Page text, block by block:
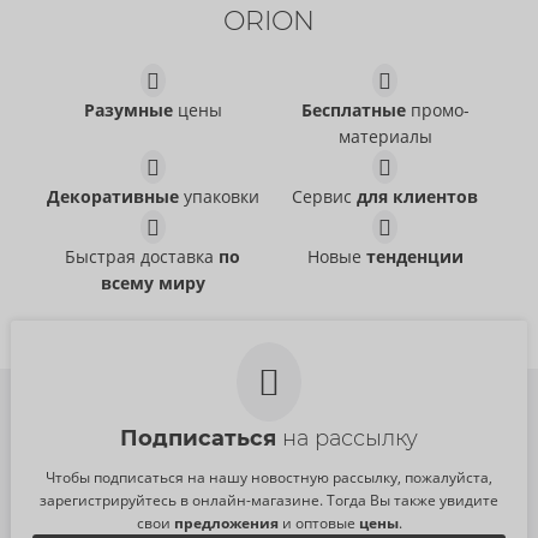
5,95 €
07543900000
РРЦ: 0,00 €
Tester Thruster
07543820000
РРЦ: 0,00 €
ORION
Разумныецены Бесплатныепромо-
материалы
Декоративныеупаковки Сервисдля клиентов
Быстрая доставка по
всему миру
Новые тенденции
Подписаться на рассылку
Чтобы подписаться на нашу новостную рассылку, пожалуйста,
зарегистрируйтесь в онлайн-магазине. Тогда Вы также увидите
свои предложенияи оптовые цены.